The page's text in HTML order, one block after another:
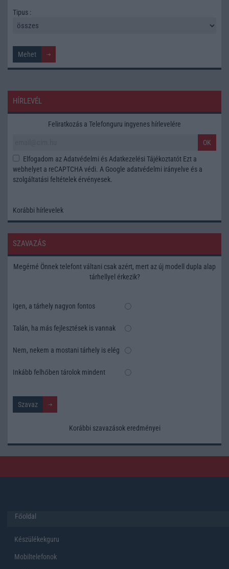
Tipus :
HÍRLEVÉL
Feliratkozás a Telefonguru ingyenes hírlevelére
OK
Elfogadom az Adatvédelmi és Adatkezelési Tájékoztatót Ezt a
webhelyet a reCAPTCHA védi. A Google adatvédelmi irányelve és a
szolgáltatási feltételek érvényesek.
Korábbi hírlevelek
SZAVAZÁS
Megérné Önnek telefont váltani csak azért, mert az új modell dupla alap
tárhellyel érkezik?
Igen, a tárhely nagyon fontos
Talán, ha más fejlesztések is vannak
Nem, nekem a mostani tárhely is elég
Inkább felhőben tárolok mindent
Korábbi szavazások eredményei
Főoldal
Készülékekguru
Mobiltelefonok